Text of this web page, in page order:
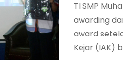
TI SMP
awarding
award
Kejar (IAK)